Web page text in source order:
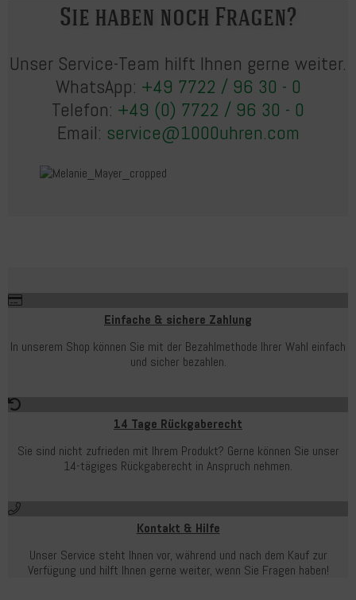
Sie haben noch Fragen?
Unser Service-Team hilft Ihnen gerne weiter.
WhatsApp: +49 7722 / 96 30 - 0
Telefon: +49 (0) 7722 / 96 30 - 0
Email: service@1000uhren.com
Einfache & sichere Zahlung
In unserem Shop können Sie mit der Bezahlmethode Ihrer Wahl einfach
und sicher bezahlen.
14 Tage Rückgaberecht
Sie sind nicht zufrieden mit Ihrem Produkt? Gerne können Sie unser
14-tägiges Rückgaberecht in Anspruch nehmen.
Kontakt & Hilfe
Unser Service steht Ihnen vor, während und nach dem Kauf zur
Verfügung und hilft Ihnen gerne weiter, wenn Sie Fragen haben!